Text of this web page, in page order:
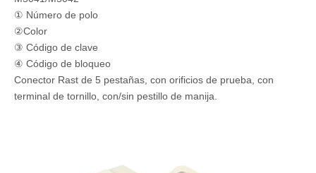
① Número de polo
②Color
③ Código de clave
④ Código de bloqueo
Conector Rast de 5 pestañas, con orificios de prueba, con
terminal de tornillo, con/sin pestillo de manija.